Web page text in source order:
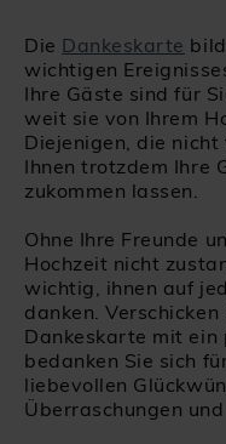
Die Dankeskarte
wichtigen
Ihre Gäste sind für
weit sie von Ihrem
Diejenigen, die nicht
Ihnen trotzdem Ihre
zukommen lassen.
Ohne Ihre Freunde
Hochzeit nicht
wichtig, ihnen auf
danken.
Dankeskarte mit ein
bedanken Sie sich
liebevollen
Überraschungen